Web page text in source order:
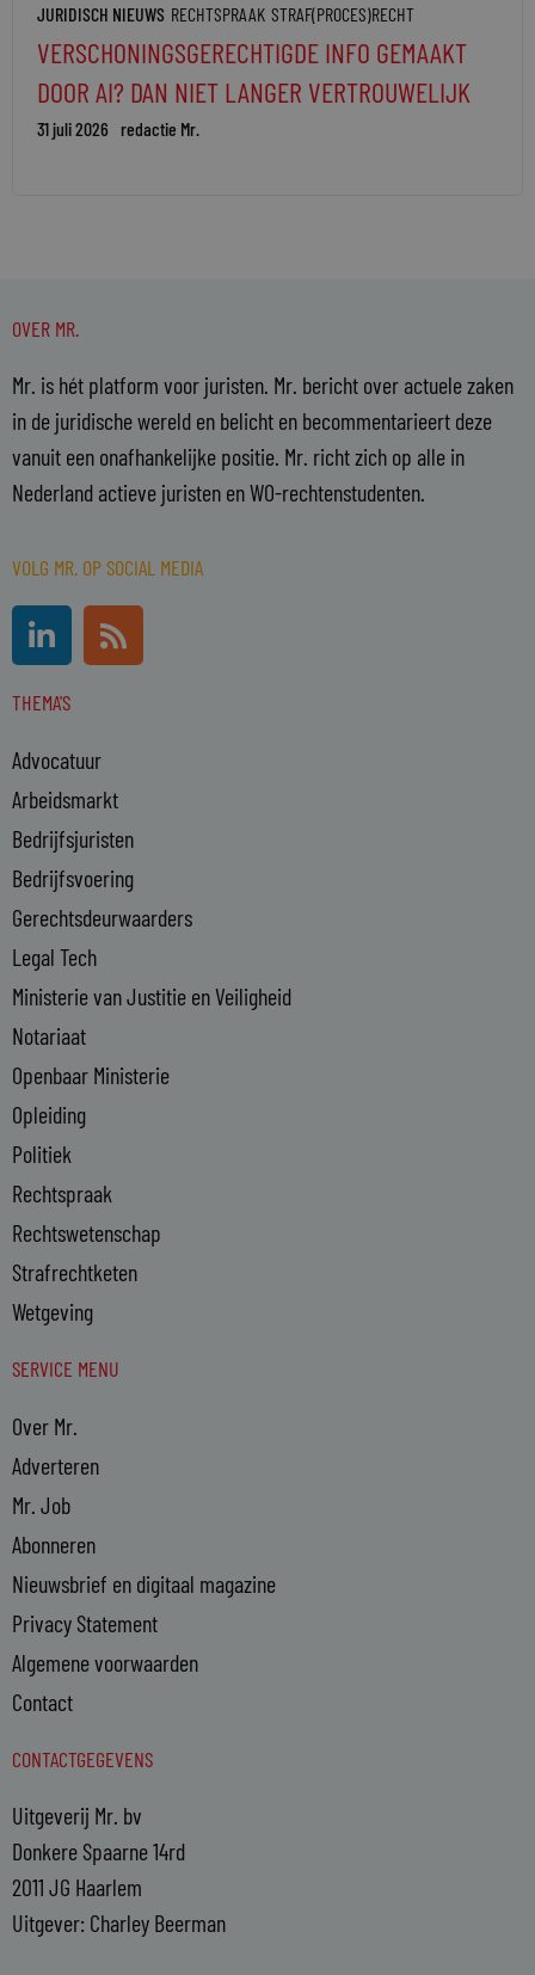
JURIDISCH NIEUWS RECHTSPRAAK STRAF(PROCES)RECHT
VERSCHONINGSGERECHTIGDE INFO GEMAAKT
DOOR AI? DAN NIET LANGER VERTROUWELIJK
31 juli 2026 redactie Mr.
OVER MR.
Mr. is hét platform voor juristen. Mr. bericht over actuele zaken
in de juridische wereld en belicht en becommentarieert deze
vanuit een onafhankelijke positie. Mr. richt zich op alle in
Nederland actieve juristen en WO-rechtenstudenten.
VOLG MR. OP SOCIAL MEDIA
i
k
d
i
n
-
i
n
R
s
THEMA'S
Advocatuur
Arbeidsmarkt
Bedrijfsjuristen
Bedrijfsvoering
Gerechtsdeurwaarders
Legal Tech
Ministerie van Justitie en Veiligheid
Notariaat
Openbaar Ministerie
Opleiding
Politiek
Rechtspraak
Rechtswetenschap
Strafrechtketen
Wetgeving
SERVICE MENU
Over Mr.
Adverteren
Mr. Job
Abonneren
Nieuwsbrief en digitaal magazine
Privacy Statement
Algemene voorwaarden
Contact
CONTACTGEGEVENS
Uitgeverij Mr. bv
Donkere Spaarne 14rd
2011 JG Haarlem
Uitgever: Charley Beerman